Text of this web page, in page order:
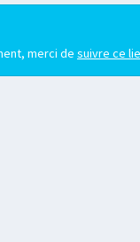
merci de suivre ce